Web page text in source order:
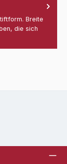
Breite
die sich